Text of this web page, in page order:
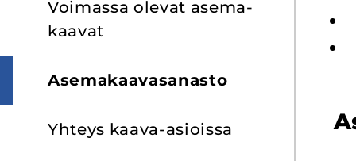
Voi­mas­sa ole­vat ase­ma­
kaa­vat
Ase­ma­kaa­va­sa­nas­to
Yh­teys kaava-​asioissa